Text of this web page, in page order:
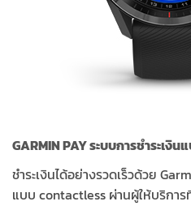
GARMIN PAY ระบบการชำระเงิน
ชำระเงินได้อย่างรวดเร็วด้วย
แบบ contactless ผ่านผู้ให้บริการ